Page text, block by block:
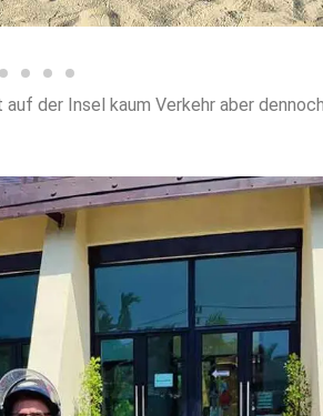
der Insel kaum Verkehr aber